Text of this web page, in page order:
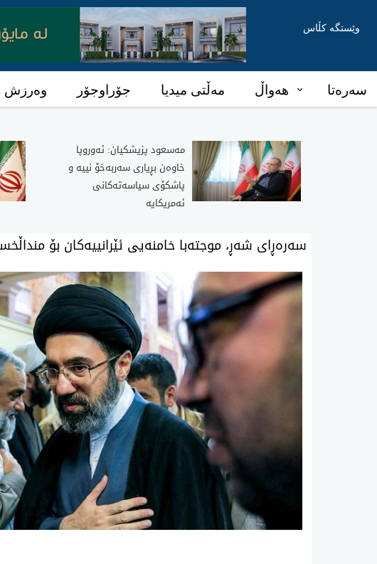
وێستگە کڵاس
سەرەتا هەواڵ مەڵتی میدیا جۆراوجۆر وەرزش
مەسعود پزیشکیان: ئەوروپا
خاوەن بڕیاری سەربەخۆ نییە و
پاشکۆی سیاسەتەکانی
ئەمریکایە
سەرەڕای شەڕ، موجتەبا خامنەیی ئێرانییەکان بۆ